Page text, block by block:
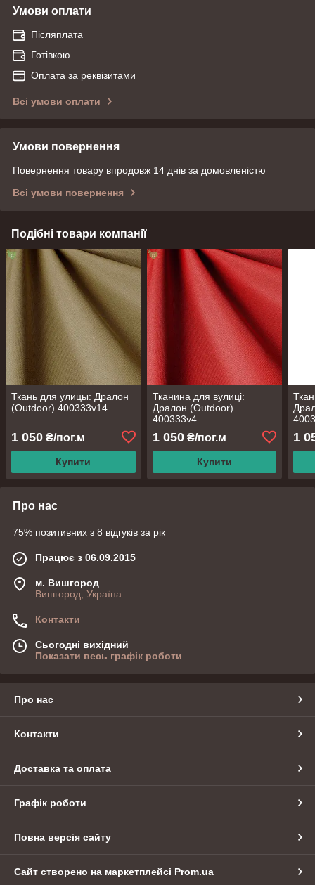
Умови оплати
Післяплата
Готівкою
Оплата за реквізитами
Всі умови оплати
Умови повернення
Повернення товару впродовж 14 днів за домовленістю
Всі умови повернення
Подібні товари компанії
Ткань для улицы: Дралон
(Outdoor) 400333v14
1 050 ₴/пог.м
Купити
Тканина для вулиці:
Дралон (Outdoor)
400333v4
1 050₴/пог.м
Купити
1
Про нас
75% позитивних з 8 відгуків за рік
Працює з 06.09.2015
м. Вишгород
Вишгород, Україна
Контакти
Сьогодні вихідний
Показати весь графік роботи
Про нас
Контакти
Доставка та оплата
Графік роботи
Повна версія сайту
Сайт створено на маркетплейсі Prom.ua